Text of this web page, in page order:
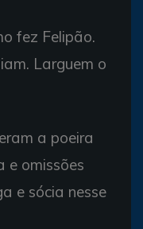
fez Felipão.
Larguem o
a poeira
e omissões
e sócia nesse